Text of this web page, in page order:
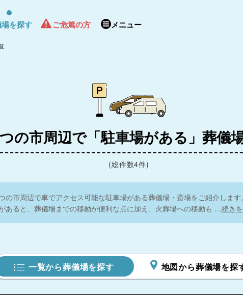
を探す ご危篤の方 メニュー
の市周辺で「駐車場がある」葬儀
(総件数4件)
の市周辺で車でアクセス可能な駐車場がある葬儀場・斎場をご紹介しま
あると、葬儀場までの移動が便利な点に加え、火葬場への移動も …続き
一覧から葬儀場を探す 地図から葬儀場を探